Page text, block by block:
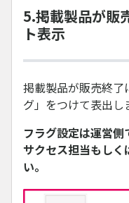
5.掲載製品が販
ト表示
掲載製品が販売終了
グ」をつけて表出し
フラグ設定は運営
サクセス担当もし
い。